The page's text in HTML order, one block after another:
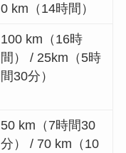
0 km（14時間）
100 km（16時
間） / 25km（5時
間30分）
50 km（7時間30
分） / 70 km（10